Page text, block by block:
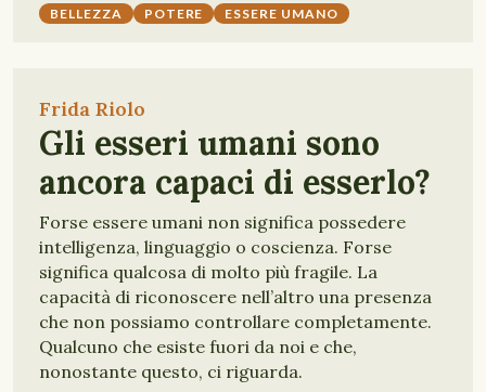
BELLEZZA POTERE ESSERE UMANO
Frida Riolo
Gli esseri umani sono
ancora capaci di esserlo?
Forse essere umani non significa possedere
intelligenza, linguaggio o coscienza. Forse
significa qualcosa di molto più fragile. La
capacità di riconoscere nell’altro una presenza
che non possiamo controllare completamente.
Qualcuno che esiste fuori da noi e che,
nonostante questo, ci riguarda.